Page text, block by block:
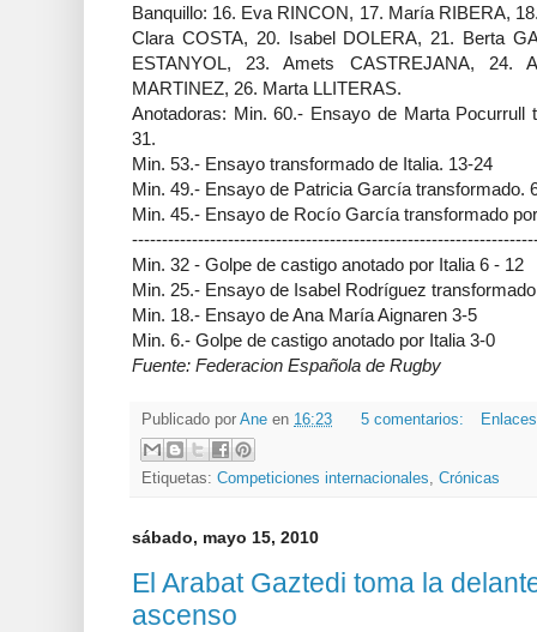
Banquillo: 16. Eva RINCON, 17. María RIBERA,
Clara COSTA, 20. Isabel DOLERA, 21. Berta
ESTANYOL, 23. Amets CASTREJANA, 24.
MARTINEZ, 26. Marta LLITERAS.
Anotadoras: Min. 60.- Ensayo de Marta Pocurrull
31.
Min. 53.- Ensayo transformado de Italia. 13-24
Min. 49.- Ensayo de Patricia García transformado.
Min. 45.- Ensayo de Rocío García transformado
Min. 32 - Golpe de castigo anotado por Italia 6 - 12
Min. 25.- Ensayo de Isabel Rodríguez
Min. 18.- Ensayo de Ana María Aignaren 3-5
Min. 6.- Golpe de castigo anotado por Italia 3-0
Fuente: Federacion Española de Rugby
Publicado por Ane en 16:23 5 comentarios:
Etiquetas: Competiciones internacionales, Crónicas
sábado, mayo 15, 2010
El Arabat Gaztedi toma la
ascenso